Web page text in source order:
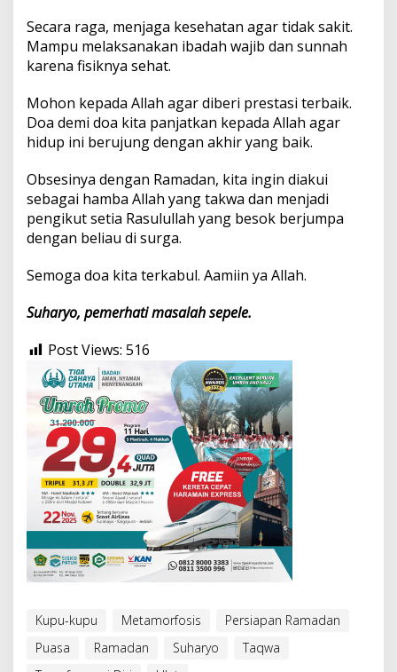
Secara raga, menjaga kesehatan agar tidak sakit.
Mampu melaksanakan ibadah wajib dan sunnah
karena fisiknya sehat.
Mohon kepada Allah agar diberi prestasi terbaik.
Doa demi doa kita panjatkan kepada Allah agar
hidup ini berujung dengan akhir yang baik.
Obsesinya dengan Ramadan, kita ingin diakui
sebagai hamba Allah yang takwa dan menjadi
pengikut setia Rasulullah yang besok berjumpa
dengan beliau di surga.
Semoga doa kita terkabul. Aamiin ya Allah.
Suharyo, pemerhati masalah sepele.
Post Views: 516
Kupu-kupu Metamorfosis
Persiapan Ramadan
Puasa
Ramadan Suharyo
Taqwa